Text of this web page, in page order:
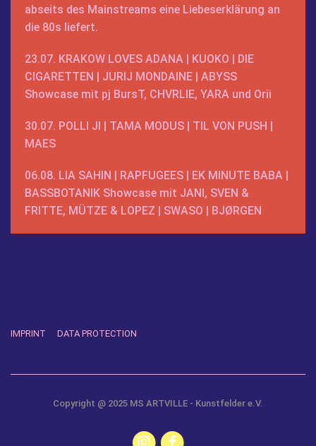
abseits des Mainstreams eine Liebeserklärung an
die 80s liefert.
23.07. KRAKOW LOVES ADANA | KUOKO | DIE
CIGARETTEN | JURIJ MONDAINE | ABYSS
Showcase mit pj BursT, CHVRLIE, YARA und Orii
30.07. POLLI JI | TAMA MODUS | TIL VON PUSH |
MAES
06.08. LIA SAHIN | RAPFUGEES | EK MINUTE BABA |
BASSBOTANIK Showcase mit JANI, SVEN &
FRITTE, MÜTZE & LOPEZ | SWASO | BJØRGEN
IMPRINT DATA PROTECTION
Copyright @ 2025 MS ARTVILLE - Kunstfelder e.V.